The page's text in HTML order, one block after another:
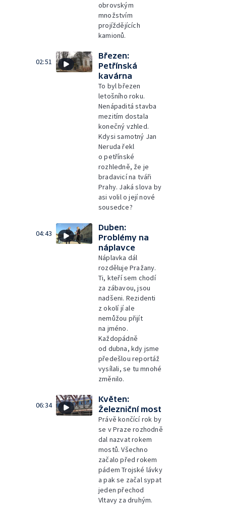
obrovským
množstvím
projíždějících
kamionů.
02:51
Březen:
Petřínská
kavárna
To byl březen
letošního roku.
Nenápaditá stavba
mezitím dostala
konečný vzhled.
Kdysi samotný Jan
Neruda řekl
o petřínské
rozhledně, že je
bradavicí na tváři
Prahy. Jaká slova by
asi volil o její nové
sousedce?
04:43
Duben:
Problémy na
náplavce
Náplavka dál
rozděluje Pražany.
Ti, kteří sem chodí
za zábavou, jsou
nadšeni. Rezidenti
z okolí jí ale
nemůžou přijít
na jméno.
Každopádně
od dubna, kdy jsme
předešlou reportáž
vysílali, se tu mnohé
změnilo.
06:34
Květen:
Železniční most
Právě končící rok by
se v Praze rozhodně
dal nazvat rokem
mostů. Všechno
začalo před rokem
pádem Trojské lávky
a pak se začal sypat
jeden přechod
Vltavy za druhým.